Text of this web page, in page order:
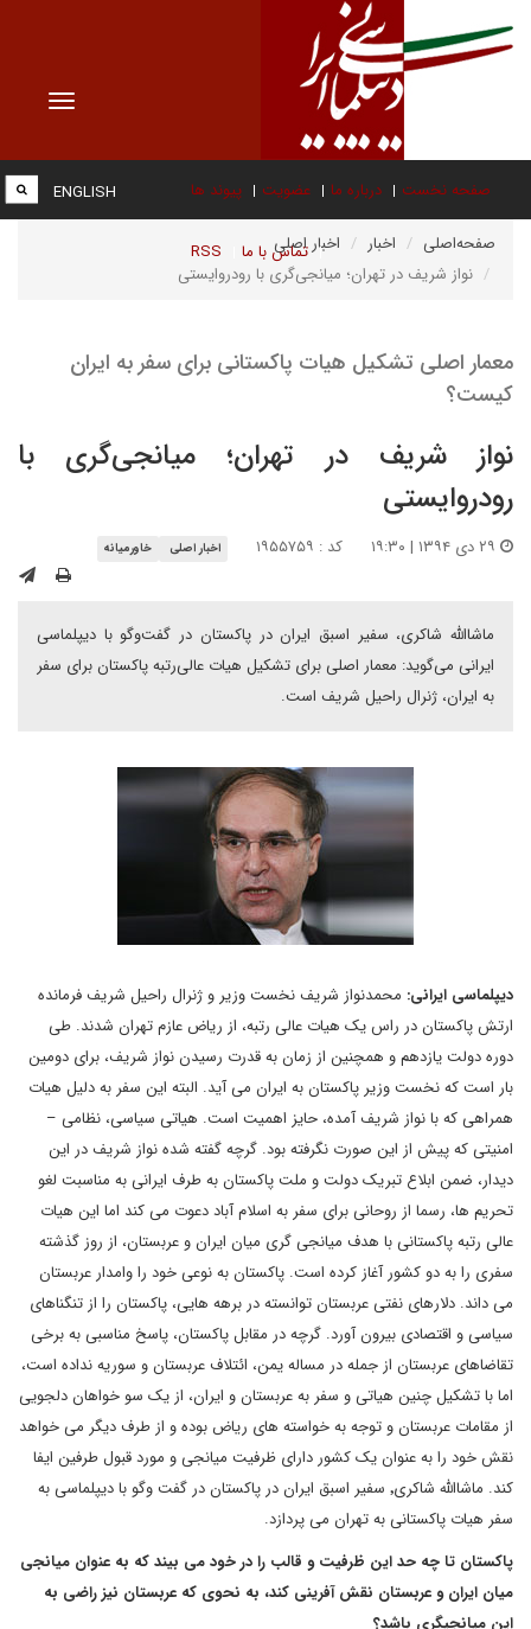
Toggle
صفحه نخست درباره ما عضویت پیوند ها
تماس با ما RSS
ENGLISH
صفحه‌اصلی اخبار
اخبار اصلی
نواز شریف در تهران؛ میانجی‌گری با رودروایستی
معمار اصلی تشکیل هیات پاکستانی برای سفر به ایران
کیست؟
نواز شریف در تهران؛ میانجی‌گری با
رودروایستی
کد : ۱۹۵۵۷۵۹ اخبار اصلی خاورمیانه
ماشاالله شاکری، سفیر اسبق ایران در پاکستان در گفت‌وگو با دیپلماسی
ایرانی می‌گوید: معمار اصلی برای تشکیل هیات عالی‌رتبه پاکستان برای سفر
به ایران، ژنرال راحیل شریف است.
دیپلماسی ایرانی: محمدنواز شریف نخست وزیر و ژنرال راحیل شریف فرمانده
ارتش پاکستان در راس یک هیات عالی رتبه، از ریاض عازم تهران شدند. طی
دوره دولت یازدهم و همچنین از زمان به قدرت رسیدن نواز شریف، برای دومین
بار است که نخست وزیر پاکستان به ایران می آید. البته این سفر به دلیل هیات
همراهی که با نواز شریف آمده، حایز اهمیت است. هیاتی سیاسی، نظامی –
امنیتی که پیش از این صورت نگرفته بود. گرچه گفته شده نواز شریف در این
دیدار، ضمن ابلاع تبریک دولت و ملت پاکستان به طرف ایرانی به مناسبت لغو
تحریم ها، رسما از روحانی برای سفر به اسلام آباد دعوت می کند اما این هیات
عالی رتبه پاکستانی با هدف میانجی گری میان ایران و عربستان، از روز گذشته
سفری را به دو کشور آغاز کرده است. پاکستان به نوعی خود را وامدار عربستان
می داند. دلارهای نفتی عربستان توانسته در برهه هایی، پاکستان را از تنگناهای
سیاسی و اقتصادی بیرون آورد. گرچه در مقابل پاکستان، پاسخ مناسبی به برخی
تقاضاهای عربستان از جمله در مساله یمن، ائتلاف عربستان و سوریه نداده است،
اما با تشکیل چنین هیاتی و سفر به عربستان و ایران، از یک سو خواهان دلجویی
از مقامات عربستان و توجه به خواسته های ریاض بوده و از طرف دیگر می خواهد
نقش خود را به عنوان یک کشور دارای ظرفیت میانجی و مورد قبول طرفین ایفا
کند. ماشاالله شاکری٬ سفیر اسبق ایران در پاکستان در گفت وگو با دیپلماسی به
سفر هیات پاکستانی به تهران می پردازد.
پاکستان تا چه حد این ظرفیت و قالب را در خود می بیند که به عنوان میانجی
میان ایران و عربستان نقش آفرینی کند، به نحوی که عربستان نیز راضی به
این میانجیگری باشد؟